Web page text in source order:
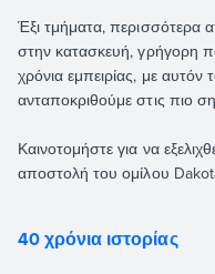
Έξι τμήματα, περισσότερα
στην κατασκευή, γρήγορη
χρόνια εμπειρίας, με
ανταποκριθούμε στις πιο
Καινοτομήστε για να
αποστολή του ομίλου
40 χρόνια ιστορίας